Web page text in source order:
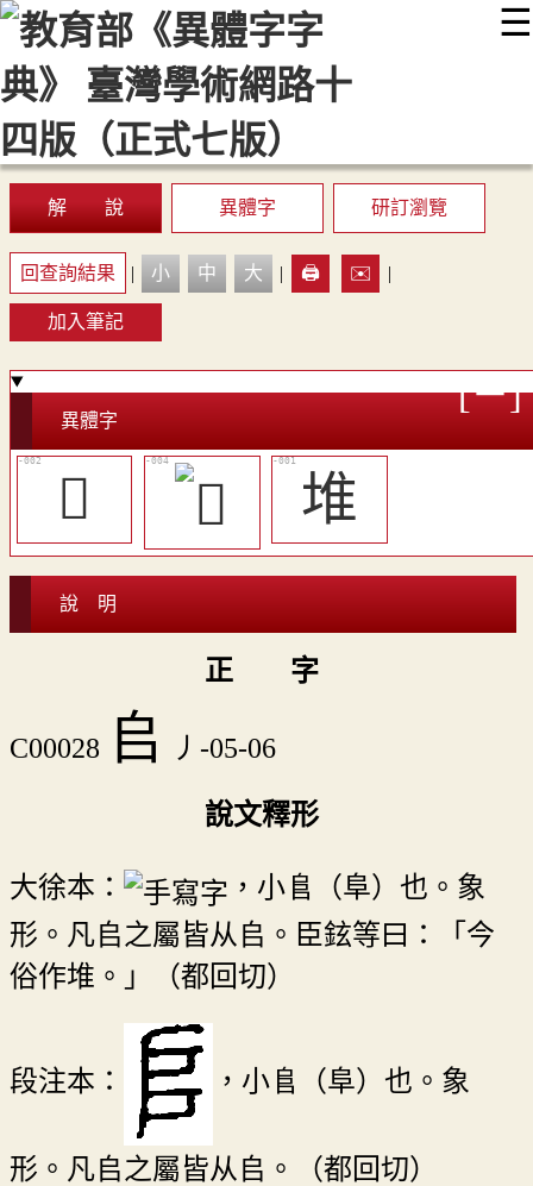
☰
::: 最新消息 常見問題 編輯說明
顯示模式
網站導覽
解 說 異體字 研訂瀏覽
回查詢結果 | 小 中 大 | 🖨️ ✉️ |
加入筆記
異體字
󰆆 堆
說 明
正 字
C00028 𠂤 丿-05-06
說文釋形
大徐本：
，小𨸏（阜）也。象
形。凡𠂤之屬皆从𠂤。臣鉉等曰：「今
俗作堆。」（都回切）
段注本： ，小𨸏（阜）也。象
形。凡𠂤之屬皆从𠂤。（都回切）